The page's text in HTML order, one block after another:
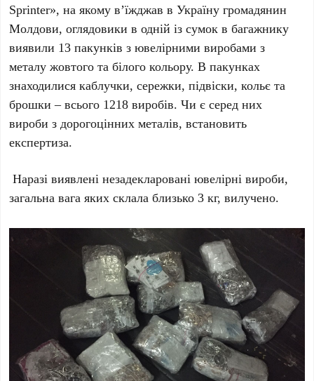
Sprinter», на якому в’їжджав в Україну громадянин
Молдови, оглядовики в одній із сумок в багажнику
виявили 13 пакунків з ювелірними виробами з
металу жовтого та білого кольору. В пакунках
знаходилися каблучки, сережки, підвіски, кольє та
брошки – всього 1218 виробів. Чи є серед них
вироби з дорогоцінних металів, встановить
експертиза.
Наразі виявлені незадекларовані ювелірні вироби,
загальна вага яких склала близько 3 кг, вилучено.